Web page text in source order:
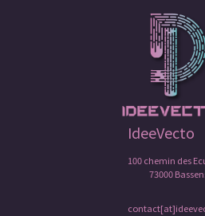
IdeeVecto
100 chemin des
73000